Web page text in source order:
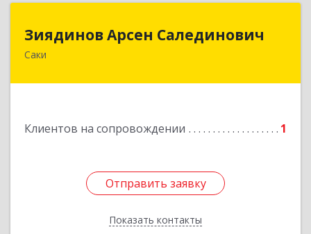
Зиядинов Арсен Салединович
Саки
Клиентов на сопровождении 1
Отправить заявку
Показать контакты
Отправить заявку
Назад